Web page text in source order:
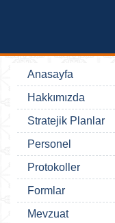
Anasayfa
Hakkımızda
Stratejik Planlar
Personel
Protokoller
Formlar
Mevzuat